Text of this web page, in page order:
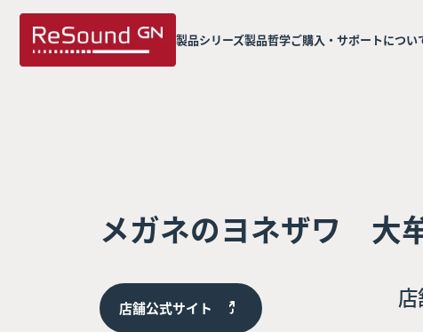
製品シリーズ製品哲学ご購入・サポートについ
メガネのヨネザワ 大
店舗公式サイト